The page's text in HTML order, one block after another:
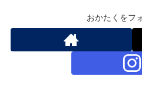
おかたくをフ